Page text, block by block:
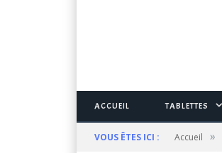
ACCUEIL TABLETTES
VOUS ÊTES ICI : Accueil »